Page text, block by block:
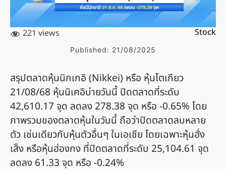
221 views Stock
Published: 21/08/2025
สรุปตลาดหุ้นนิกเกอิ (Nikkei) หรือ หุ้นโตเกียว
21/08/68 หุ้นนิเคอิบ่ายวันนี้ ปิดตลาดที่ระดับ
42,610.17 จุด ลดลง 278.38 จุด หรือ -0.65% โดย
ภาพรวมของตลาดหุ้นในวันนี้ ถือว่าปิดตลาดลบหลาย
ตัว เช่นเดียวกับหุ้นตัวอื่นๆ ในเอเชีย โดยเฉพาะหุ้นฮั่ง
เส็ง หรือหุ้นฮ่องกง ที่ปิดตลาดที่ระดับ 25,104.61 จุด
ลดลง 61.33 จุด หรือ -0.24%